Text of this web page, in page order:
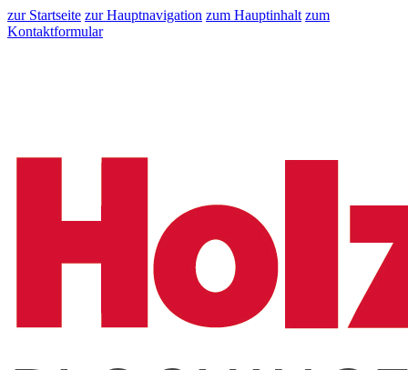
zur Startseite zur Hauptnavigation zum Hauptinhalt zum
Kontaktformular